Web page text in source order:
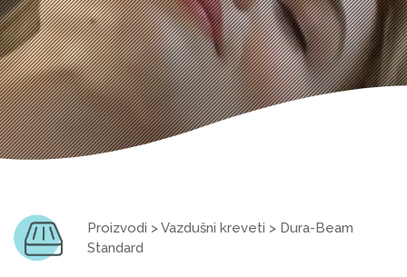
Proizvodi >Vazdušni kreveti > Dura-Beam
Standard